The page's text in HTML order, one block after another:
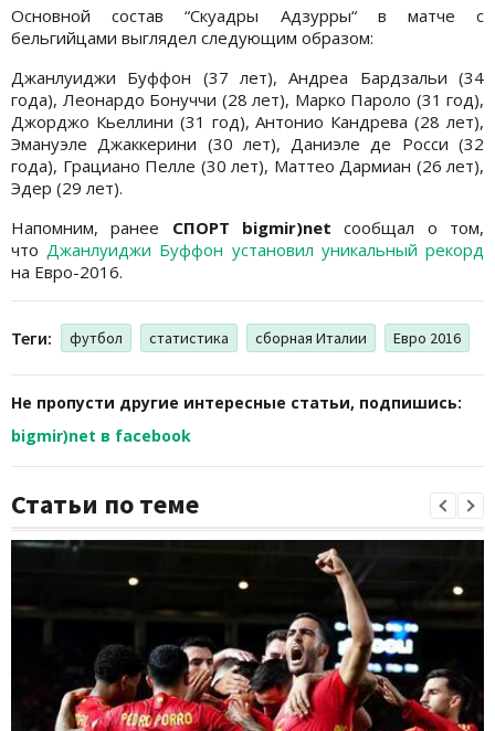
Основной состав “Скуадры Адзурры“ в матче с
бельгийцами выглядел следующим образом:
Джанлуиджи Буффон (37 лет), Андреа Бардзальи (34
года), Леонардо Бонуччи (28 лет), Марко Пароло (31 год),
Джорджо Кьеллини (31 год), Антонио Кандрева (28 лет),
Эмануэле Джаккерини (30 лет), Даниэле де Росси (32
года), Грациано Пелле (30 лет), Маттео Дармиан (26 лет),
Эдер (29 лет).
Напомним, ранее СПОРТ bigmir)net сообщал о том,
что Джанлуиджи Буффон установил уникальный рекорд
на Евро-2016.
Теги: футбол статистика сборная Италии Евро 2016
Не пропусти другие интересные статьи, подпишись:
bigmir)net в facebook
Статьи по теме